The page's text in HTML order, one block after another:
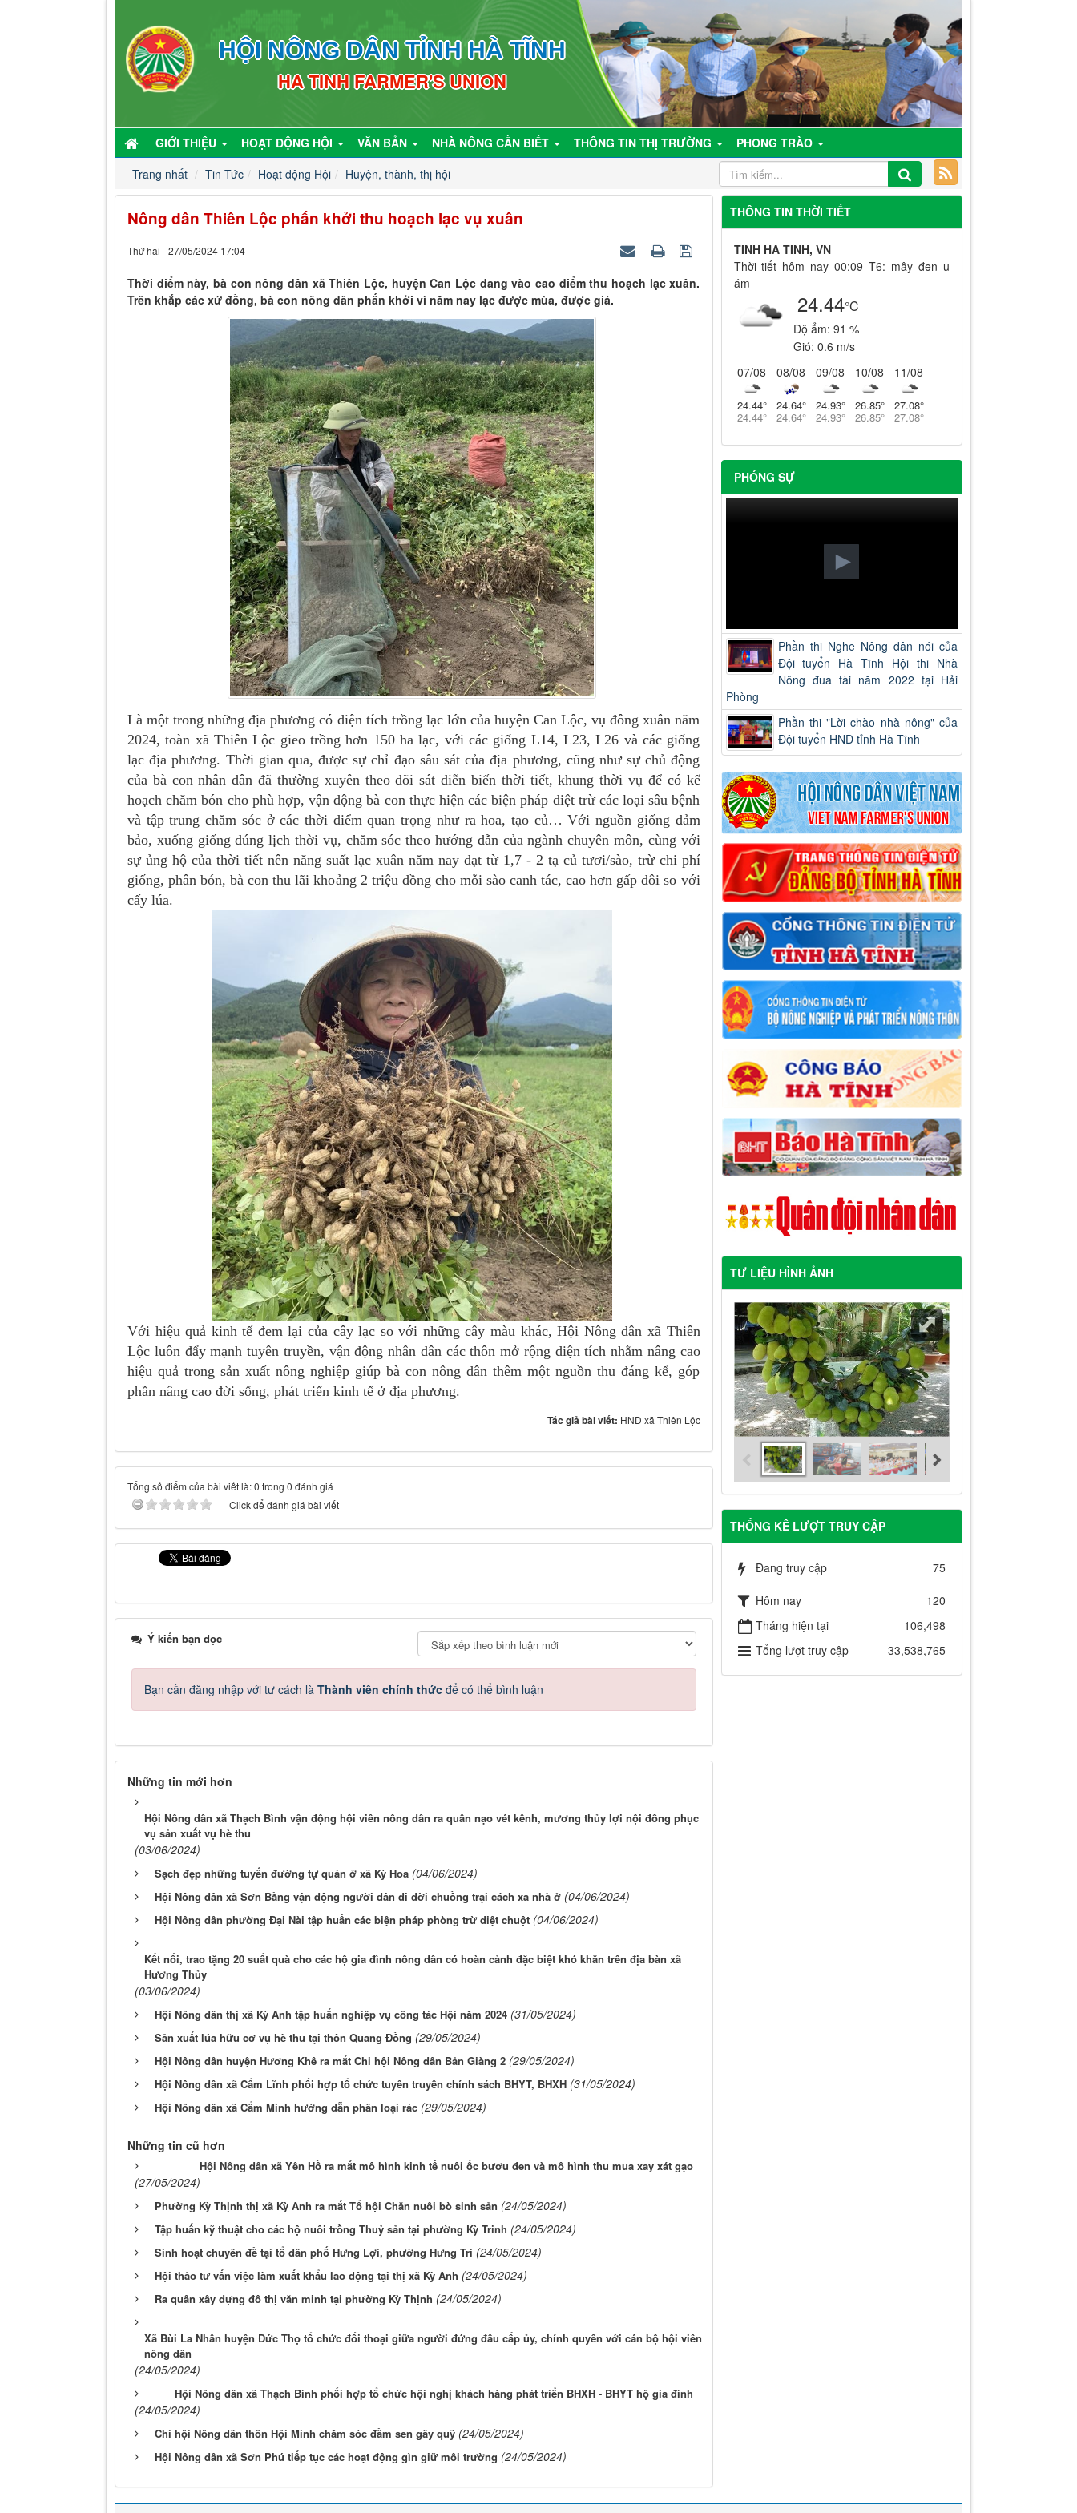
HỘI NÔNG DÂN TỈNH HÀ TĨNH
HA TINH FARMER'S UNION
GIỚI THIỆU HOẠT ĐỘNG HỘI VĂN BẢN NHÀ NÔNG CẦN BIẾT THÔNG TIN THỊ TRƯỜNG
PHONG TRÀO
Trang nhất
Tin Tức Hoạt động Hội Huyện, thành, thị hội
Nông dân Thiên Lộc phấn khởi thu hoạch lạc vụ xuân
Thứ hai - 27/05/2024 17:04
Thời điểm này, bà con nông dân xã Thiên Lộc, huyện Can Lộc đang vào cao điểm thu hoạch lạc xuân.
Trên khắp các xứ đồng, bà con nông dân phấn khởi vì năm nay lạc được mùa, được giá.
Là một trong những địa phương có diện tích trồng lạc lớn của huyện Can Lộc, vụ đông xuân năm
2024, toàn xã Thiên Lộc gieo trồng hơn 150 ha lạc, với các giống L14, L23, L26 và các giống
lạc địa phương. Thời gian qua, được sự chỉ đạo sâu sát của địa phương, cũng như sự chủ động
của bà con nhân dân đã thường xuyên theo dõi sát diễn biến thời tiết, khung thời vụ để có kế
hoạch chăm bón cho phù hợp, vận động bà con thực hiện các biện pháp diệt trừ các loại sâu bệnh
và tập trung chăm sóc ở các thời điểm quan trọng như ra hoa, tạo củ… Với nguồn giống đảm
bảo, xuống giống đúng lịch thời vụ, chăm sóc theo hướng dẫn của ngành chuyên môn, cùng với
sự ủng hộ của thời tiết nên năng suất lạc xuân năm nay đạt từ 1,7 - 2 tạ củ tươi/sào, trừ chi phí
giống, phân bón, bà con thu lãi khoảng 2 triệu đồng cho mỗi sào canh tác, cao hơn gấp đôi so với
cấy lúa.
Với hiệu quả kinh tế đem lại của cây lạc so với những cây màu khác, Hội Nông dân xã Thiên
Lộc luôn đẩy mạnh tuyên truyền, vận động nhân dân các thôn mở rộng diện tích nhằm nâng cao
hiệu quả trong sản xuất nông nghiệp giúp bà con nông dân thêm một nguồn thu đáng kể, góp
phần nâng cao đời sống, phát triển kinh tế ở địa phương.
Tác giả bài viết: HND xã Thiên Lộc
Tổng số điểm của bài viết là: 0 trong 0 đánh giá
Click để đánh giá bài viết
Ý kiến bạn đọc
Bạn cần đăng nhập với tư cách là Thành viên chính thức để có thể bình luận
Những tin mới hơn
Hội Nông dân xã Thạch Bình vận động hội viên nông dân ra quân nạo vét kênh, mương thủy lợi nội đồng phục
vụ sản xuất vụ hè thu
(03/06/2024)
Sạch đẹp những tuyến đường tự quản ở xã Kỳ Hoa (04/06/2024)
Hội Nông dân xã Sơn Bằng vận động người dân di dời chuồng trại cách xa nhà ở (04/06/2024)
Hội Nông dân phường Đại Nài tập huấn các biện pháp phòng trừ diệt chuột (04/06/2024)
Kết nối, trao tặng 20 suất quà cho các hộ gia đình nông dân có hoàn cảnh đặc biệt khó khăn trên địa bàn xã
Hương Thủy
(03/06/2024)
Hội Nông dân thị xã Kỳ Anh tập huấn nghiệp vụ công tác Hội năm 2024 (31/05/2024)
Sản xuất lúa hữu cơ vụ hè thu tại thôn Quang Đồng (29/05/2024)
Hội Nông dân huyện Hương Khê ra mắt Chi hội Nông dân Bản Giàng 2 (29/05/2024)
Hội Nông dân xã Cẩm Lĩnh phối hợp tổ chức tuyên truyền chính sách BHYT, BHXH (31/05/2024)
Hội Nông dân xã Cẩm Minh hướng dẫn phân loại rác (29/05/2024)
Những tin cũ hơn
Hội Nông dân xã Yên Hồ ra mắt mô hình kinh tế nuôi ốc bươu đen và mô hình thu mua xay xát gạo
(27/05/2024)
Phường Kỳ Thịnh thị xã Kỳ Anh ra mắt Tổ hội Chăn nuôi bò sinh sản (24/05/2024)
Tập huấn kỹ thuật cho các hộ nuôi trồng Thuỷ sản tại phường Kỳ Trinh (24/05/2024)
Sinh hoạt chuyên đề tại tổ dân phố Hưng Lợi, phường Hưng Trí (24/05/2024)
Hội thảo tư vấn việc làm xuất khẩu lao động tại thị xã Kỳ Anh (24/05/2024)
Ra quân xây dựng đô thị văn minh tại phường Kỳ Thịnh (24/05/2024)
Xã Bùi La Nhân huyện Đức Thọ tổ chức đối thoại giữa người đứng đầu cấp ủy, chính quyền với cán bộ hội viên
nông dân
(24/05/2024)
Hội Nông dân xã Thạch Bình phối hợp tổ chức hội nghị khách hàng phát triển BHXH - BHYT hộ gia đình
(24/05/2024)
Chi hội Nông dân thôn Hội Minh chăm sóc đầm sen gây quỹ (24/05/2024)
Hội Nông dân xã Sơn Phú tiếp tục các hoạt động gìn giữ môi trường (24/05/2024)
THÔNG TIN THỜI TIẾT
TINH HA TINH, VN
Thời tiết hôm nay 00:09 T6: mây đen u
ám
24.44°C
Độ ẩm: 91 %
Gió: 0.6 m/s
07/08
24.44°
24.44°
08/08
24.64°
24.64°
09/08
24.93°
24.93°
10/08
26.85°
26.85°
11/08
27.08°
27.08°
PHÓNG SỰ
Phần thi Nghe Nông dân nói của
Đội tuyển Hà Tĩnh Hội thi Nhà
Nông đua tài năm 2022 tại Hải
Phòng
Phần thi "Lời chào nhà nông" của
Đội tuyển HND tỉnh Hà Tĩnh
TƯ LIỆU HÌNH ẢNH
THỐNG KÊ LƯỢT TRUY CẬP
Đang truy cập 75
Hôm nay
120
Tháng hiện tại
106,498
Tổng lượt truy cập
33,538,765